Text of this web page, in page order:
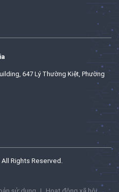
647 Lý Thường Kiệt, Phường
Rights Reserved.